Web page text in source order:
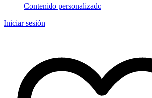
Contenido personalizado
Iniciar sesión